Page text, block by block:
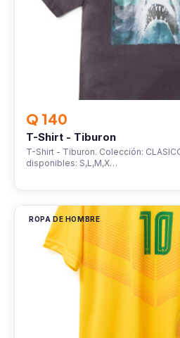
Q 140
T-Shirt - Tiburon
T-Shirt - Tiburon. Colección:
disponibles: S,L,M,X…
ROPA DE HOMBRE